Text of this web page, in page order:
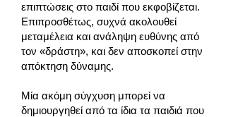
επιπτώσεις στο παιδί που εκφοβίζεται.
Επιπροσθέτως, συχνά ακολουθεί
μεταμέλεια και ανάληψη ευθύνης από
τον «δράστη», και δεν αποσκοπεί στην
απόκτηση δύναμης.
Μία ακόμη σύγχυση μπορεί να
δημιουργηθεί από τα ίδια τα παιδιά που